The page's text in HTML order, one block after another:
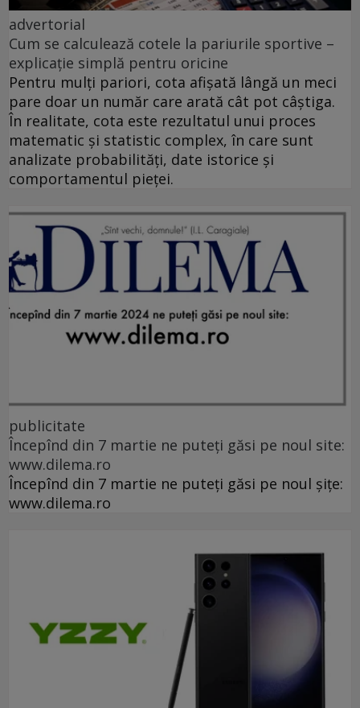
advertorial
Cum se calculează cotele la pariurile sportive –
explicație simplă pentru oricine
Pentru mulți pariori, cota afișată lângă un meci
pare doar un număr care arată cât pot câștiga.
În realitate, cota este rezultatul unui proces
matematic și statistic complex, în care sunt
analizate probabilități, date istorice și
comportamentul pieței.
publicitate
Începînd din 7 martie ne puteți găsi pe noul site:
www.dilema.ro
Începînd din 7 martie ne puteți găsi pe noul șițe:
www.dilema.ro